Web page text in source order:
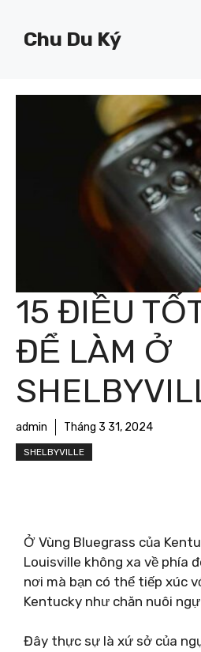
Chu Du Ký
15 ĐIỀU
ĐỂ LÀM Ở
admin Tháng 3 31, 2024
SHELBYVILLE
Ở Vùng Bluegrass của
Louisville không xa về phía
nơi mà bạn có thể tiếp xúc
Kentucky như chăn nuôi
Đây thực sự là xứ sở của